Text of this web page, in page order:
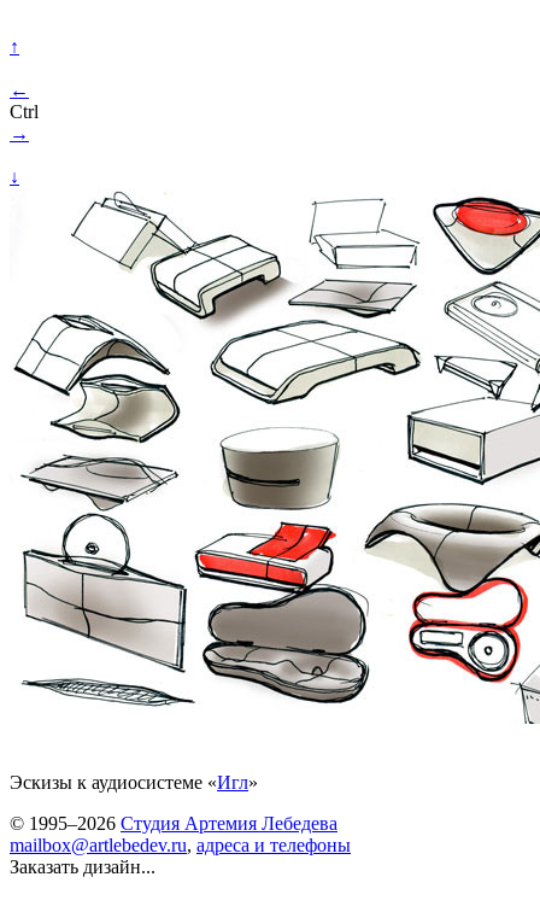
↑
←
Ctrl
→
↓
Эскизы к аудиосистеме «Игл»
© 1995–2026 Студия Артемия Лебедева
mailbox@artlebedev.ru, адреса и телефоны
Заказать дизайн...